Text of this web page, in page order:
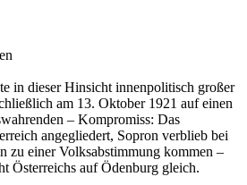
in dieser Hinsicht innenpolitisch großer
am 13. Oktober 1921 auf einen
– Kompromiss: Das
angegliedert, Sopron verblieb bei
zu einer Volksabstimmung kommen –
Österreichs auf Ödenburg gleich.